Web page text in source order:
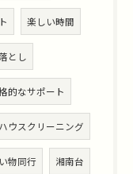
楽しい時間
とし
的なサポート
ハウスクリーニング
物同行 湘南台